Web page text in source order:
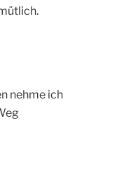
nehme ich